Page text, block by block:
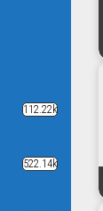
112.22k
522.14k